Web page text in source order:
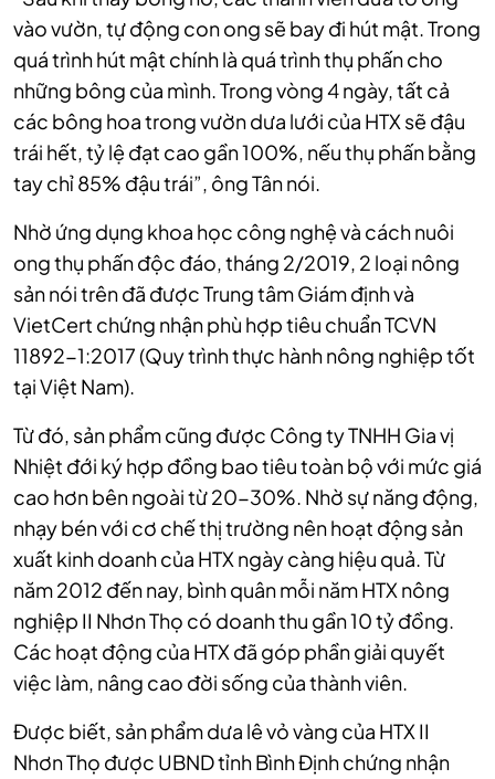
vào vườn, tự động con ong sẽ bay đi hút mật. Trong
quá trình hút mật chính là quá trình thụ phấn cho
những bông của mình. Trong vòng 4 ngày, tất cả
các bông hoa trong vườn dưa lưới của HTX sẽ đậu
trái hết, tỷ lệ đạt cao gần 100%, nếu thụ phấn bằng
tay chỉ 85% đậu trái”, ông Tân nói.
Nhờ ứng dụng khoa học công nghệ và cách nuôi
ong thụ phấn độc đáo, tháng 2/2019, 2 loại nông
sản nói trên đã được Trung tâm Giám định và
VietCert chứng nhận phù hợp tiêu chuẩn TCVN
11892-1:2017 (Quy trình thực hành nông nghiệp tốt
tại Việt Nam).
Từ đó, sản phẩm cũng được Công ty TNHH Gia vị
Nhiệt đới ký hợp đồng bao tiêu toàn bộ với mức giá
cao hơn bên ngoài từ 20-30%. Nhờ sự năng động,
nhạy bén với cơ chế thị trường nên hoạt động sản
xuất kinh doanh của HTX ngày càng hiệu quả. Từ
năm 2012 đến nay, bình quân mỗi năm HTX nông
nghiệp II Nhơn Thọ có doanh thu gần 10 tỷ đồng.
Các hoạt động của HTX đã góp phần giải quyết
việc làm, nâng cao đời sống của thành viên.
Được biết, sản phẩm dưa lê vỏ vàng của HTX II
Nhơn Thọ được UBND tỉnh Bình Định chứng nhận